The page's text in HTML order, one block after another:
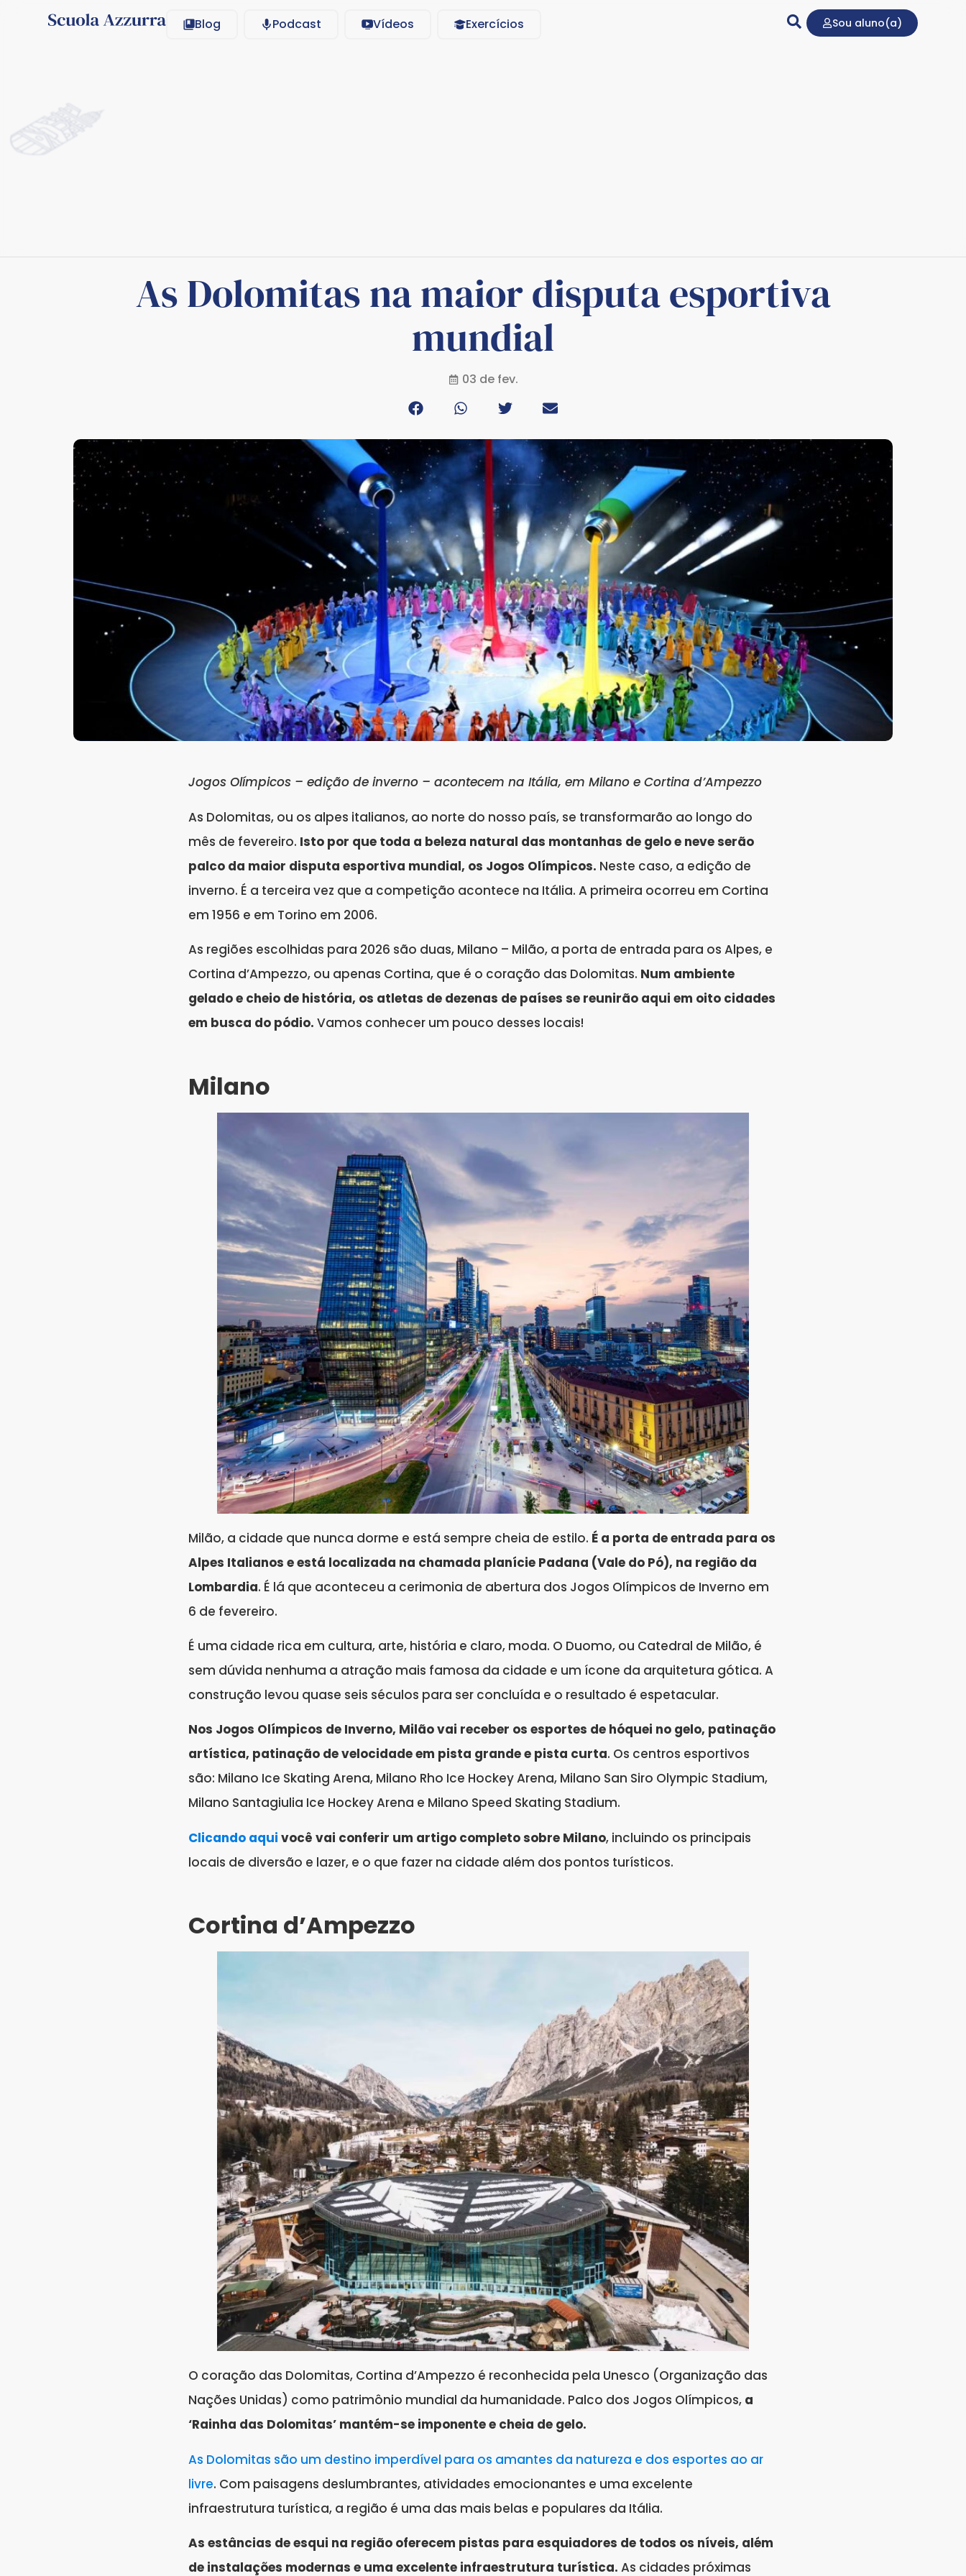
Blog Podcast Vídeos Exercícios Sou aluno(a)
As Dolomitas na maior disputa esportiva
mundial
03 de fev.
Jogos Olímpicos – edição de inverno – acontecem na Itália, em Milano e Cortina d’Ampezzo
As Dolomitas, ou os alpes italianos, ao norte do nosso país, se transformarão ao longo do
mês de fevereiro. Isto por que toda a beleza natural das montanhas de gelo e neve serão
palco da maior disputa esportiva mundial, os Jogos Olímpicos. Neste caso, a edição de
inverno. É a terceira vez que a competição acontece na Itália. A primeira ocorreu em Cortina
em 1956 e em Torino em 2006.
As regiões escolhidas para 2026 são duas, Milano – Milão, a porta de entrada para os Alpes, e
Cortina d’Ampezzo, ou apenas Cortina, que é o coração das Dolomitas. Num ambiente
gelado e cheio de história, os atletas de dezenas de países se reunirão aqui em oito cidades
em busca do pódio. Vamos conhecer um pouco desses locais!
Milano
Milão, a cidade que nunca dorme e está sempre cheia de estilo. É a porta de entrada para os
Alpes Italianos e está localizada na chamada planície Padana (Vale do Pó), na região da
Lombardia. É lá que aconteceu a cerimonia de abertura dos Jogos Olímpicos de Inverno em
6 de fevereiro.
É uma cidade rica em cultura, arte, história e claro, moda. O Duomo, ou Catedral de Milão, é
sem dúvida nenhuma a atração mais famosa da cidade e um ícone da arquitetura gótica. A
construção levou quase seis séculos para ser concluída e o resultado é espetacular.
Nos Jogos Olímpicos de Inverno, Milão vai receber os esportes de hóquei no gelo, patinação
artística, patinação de velocidade em pista grande e pista curta. Os centros esportivos
são: Milano Ice Skating Arena, Milano Rho Ice Hockey Arena, Milano San Siro Olympic Stadium,
Milano Santagiulia Ice Hockey Arena e Milano Speed Skating Stadium.
Clicando aqui você vai conferir um artigo completo sobre Milano, incluindo os principais
locais de diversão e lazer, e o que fazer na cidade além dos pontos turísticos.
Cortina d’Ampezzo
O coração das Dolomitas, Cortina d’Ampezzo é reconhecida pela Unesco (Organização das
Nações Unidas) como patrimônio mundial da humanidade. Palco dos Jogos Olímpicos, a
‘Rainha das Dolomitas’ mantém-se imponente e cheia de gelo.
As Dolomitas são um destino imperdível para os amantes da natureza e dos esportes ao ar
livre. Com paisagens deslumbrantes, atividades emocionantes e uma excelente
infraestrutura turística, a região é uma das mais belas e populares da Itália.
As estâncias de esqui na região oferecem pistas para esquiadores de todos os níveis, além
de instalações modernas e uma excelente infraestrutura turística. As cidades próximas